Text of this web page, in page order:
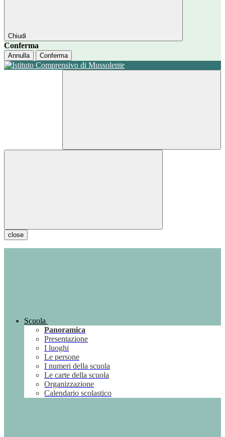
Chiudi
Conferma
Annulla Conferma
close
Scuola
Panoramica
Presentazione
I luoghi
Le persone
I numeri della scuola
Le carte della scuola
Organizzazione
Calendario scolastico